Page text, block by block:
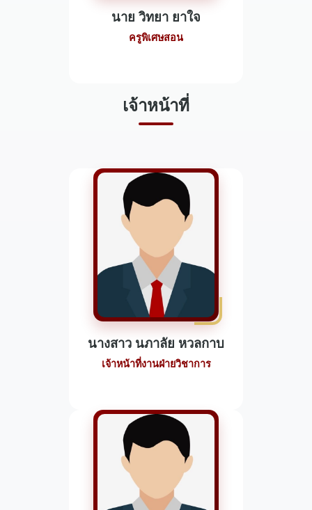
นาย วิทยา ยาใจ
ครูพิเศษสอน
เจ้าหน้าที่
นางสาว นภาลัย หวลกาบ
เจ้าหน้าที่งานฝ่ายวิชาการ